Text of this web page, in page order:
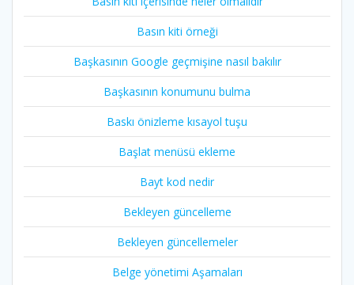
Basın kiti örneği
Başkasının Google geçmişine nasıl bakılır
Başkasının konumunu bulma
Baskı önizleme kısayol tuşu
Başlat menüsü ekleme
Bayt kod nedir
Bekleyen güncelleme
Bekleyen güncellemeler
Belge yönetimi Aşamaları